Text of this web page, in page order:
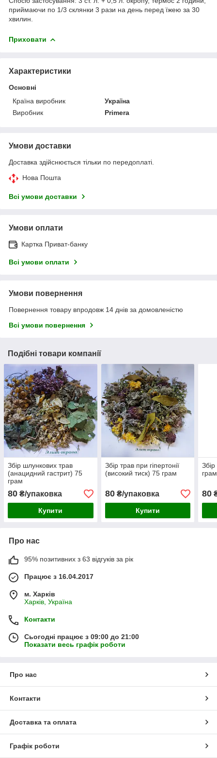
приймаючи по 1/3 склянки 3 рази на день перед їжею за 30
хвилин.
Приховати
Характеристики
Основні
Країна виробник
Україна
Виробник
Primera
Умови доставки
Доставка здійснюється тільки по передоплаті.
Нова Пошта
Всі умови доставки
Умови оплати
Картка Приват-банку
Всі умови оплати
Умови повернення
Повернення товару впродовж 14 днів за домовленістю
Всі умови повернення
Подібні товари компанії
Збір шлункових трав
(анацидний гастрит) 75
грам
80 ₴/упаковка
Купити
Збір трав при гіпертонії
(високий тиск) 75 грам
80₴/упаковка
Купити
грам
80
Про нас
95% позитивних з 63 відгуків за рік
Працює з 16.04.2017
м. Харків
Харків, Україна
Контакти
Сьогодні працює з 09:00 до 21:00
Показати весь графік роботи
Про нас
Контакти
Доставка та оплата
Графік роботи